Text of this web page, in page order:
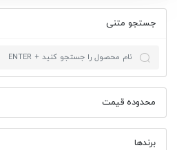
جستجو متنی
محدوده قیمت
برندها